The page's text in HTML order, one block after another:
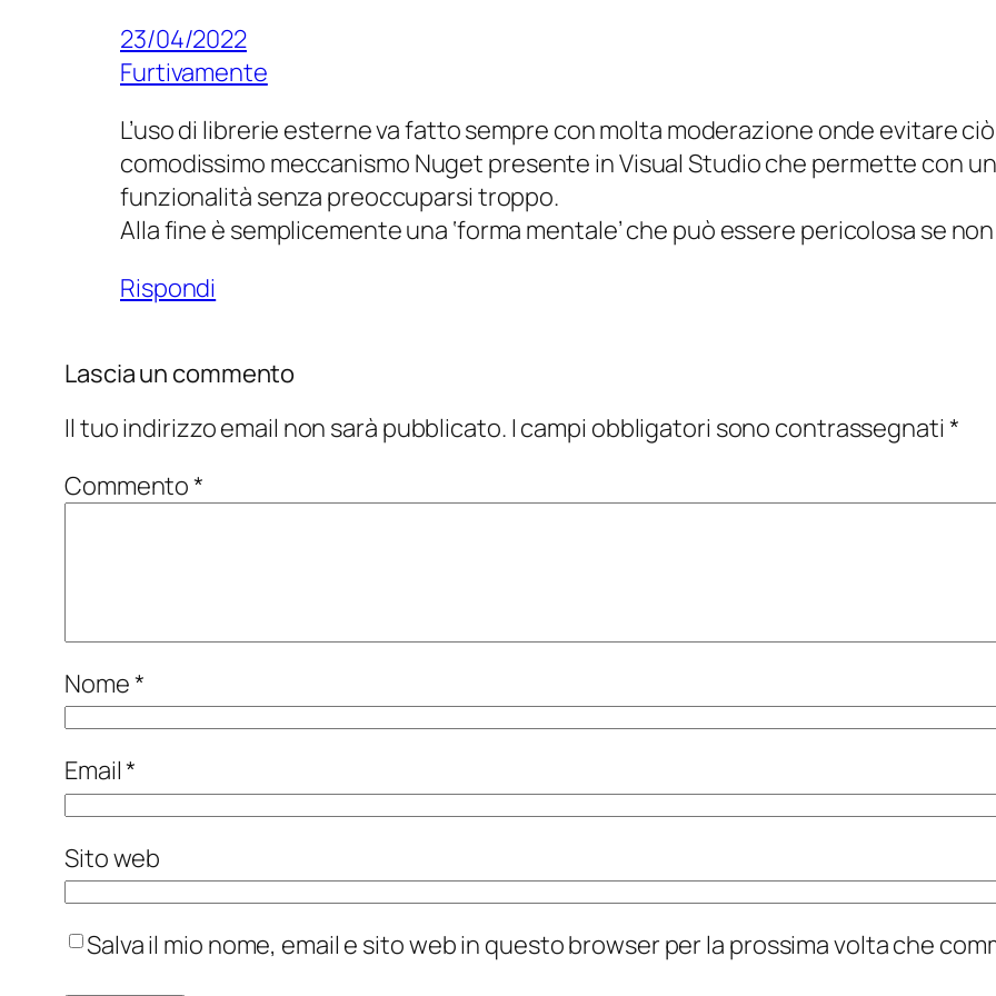
23/04/2022
Furtivamente
L’uso di librerie esterne va fatto sempre con molta moderazione onde evitare
comodissimo meccanismo Nuget presente in Visual Studio che permette con
funzionalità senza preoccuparsi troppo.
Alla fine è semplicemente una ‘forma mentale’ che può essere pericolosa se
Rispondi
Lascia un commento
Il tuo indirizzo email non sarà pubblicato. I campi obbligatori sono contrassegnati *
Commento*
Nome*
Email*
Sito web
Salva il mio nome, email e sito web in questo browser per la prossima volta che